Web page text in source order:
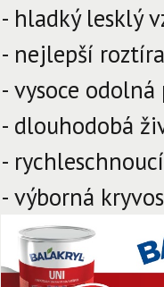
- hladký lesklý
- nejlepší
- vysoce
- dlouhodobá
-
- výborná